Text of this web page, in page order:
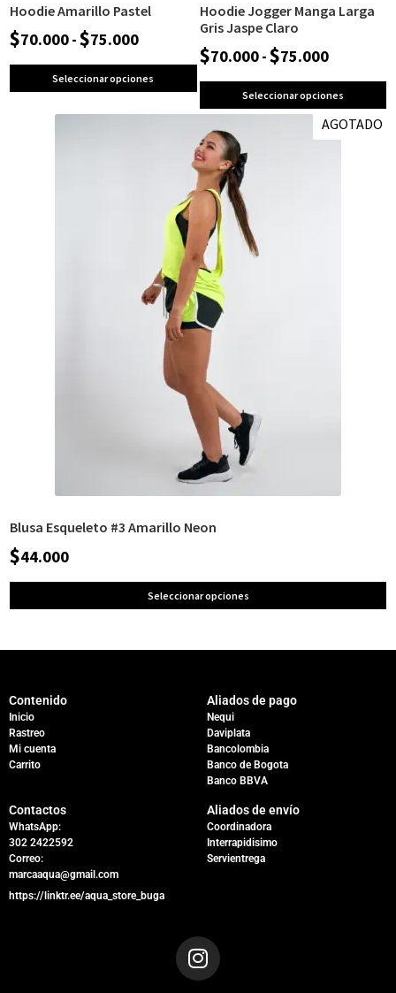
Hoodie Amarillo Pastel
$70.000-$75.000
Seleccionar opciones
Hoodie Jogger Manga Larga
Gris Jaspe Claro
$70.000-$75.000
Seleccionar opciones
AGOTADO
Blusa Esqueleto #3 Amarillo Neon
$44.000
Seleccionar opciones
Contenido
Inicio
Rastreo
Mi cuenta
Carrito
Aliados de pago
Nequi
Daviplata
Bancolombia
Banco de Bogota
Banco BBVA
Contactos
WhatsApp:
302 2422592
Correo:
marcaaqua@gmail.com
https://linktr.ee/aqua_store_buga
Aliados de envío
Coordinadora
Interrapidisimo
Servientrega